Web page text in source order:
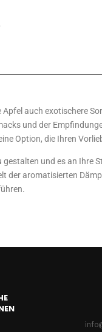
auch exotischere
und der
Option, die Ihren
und es an Ihre
der aromatisierten